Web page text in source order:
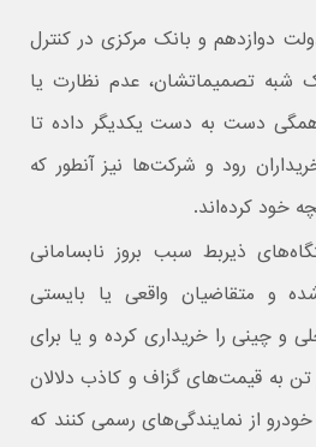
دوازدهم و بانک مرکزی در کنترل
تصمیماتشان، عدم نظارت یا
همگی دست به دست یکدیگر داده تا
رود و شرکت‌ها نیز آنطور که
خود کرده‌اند.
ذیربط سبب بروز نابسامانی
و متقاضیان واقعی یا بایستی
و چینی را خریداری کرده و یا برای
تن به قیمت‌های گزاف و کاذب دلالان
از نمایندگی‌های رسمی کنند که